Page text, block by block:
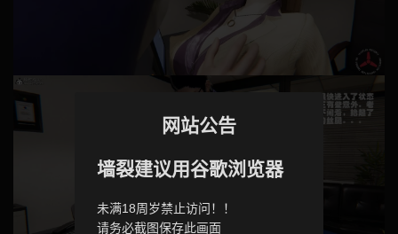
网站公告
墙裂建议用谷歌浏览器
未满18周岁禁止访问！！
请务必截图保存此画面